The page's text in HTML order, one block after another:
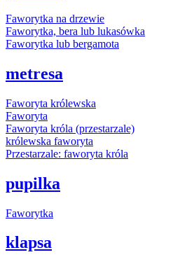
Faworytka na drzewie
Faworytka, bera lub lukasówka
Faworytka lub bergamota
metresa
Faworyta królewska
Faworyta
Faworyta króla (przestarzale)
królewska faworyta
Przestarzale: faworyta króla
pupilka
Faworytka
klapsa